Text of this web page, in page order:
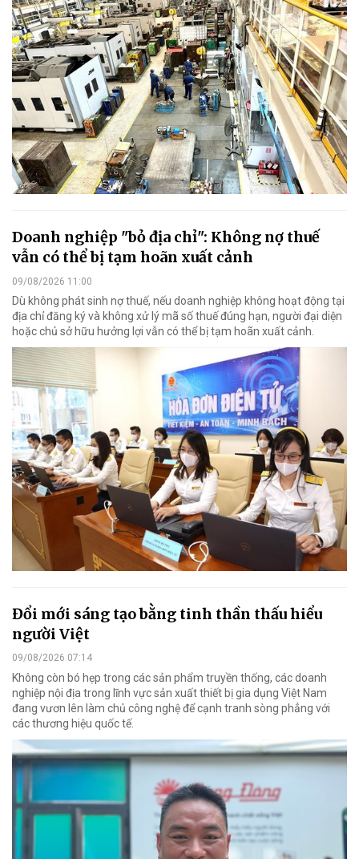
Doanh nghiệp "bỏ địa chỉ": Không nợ thuế
vẫn có thể bị tạm hoãn xuất cảnh
09/08/2026 11:00
Dù không phát sinh nợ thuế, nếu doanh nghiệp không hoạt động tại
địa chỉ đăng ký và không xử lý mã số thuế đúng hạn, người đại diện
hoặc chủ sở hữu hưởng lợi vẫn có thể bị tạm hoãn xuất cảnh.
Đổi mới sáng tạo bằng tinh thần thấu hiểu
người Việt
09/08/2026 07:14
Không còn bó hẹp trong các sản phẩm truyền thống, các doanh
nghiệp nội địa trong lĩnh vực sản xuất thiết bị gia dụng Việt Nam
đang vươn lên làm chủ công nghệ để cạnh tranh sòng phẳng với
các thương hiệu quốc tế.